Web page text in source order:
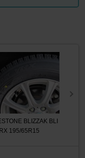
BLIZZAK BLI
195/65R15